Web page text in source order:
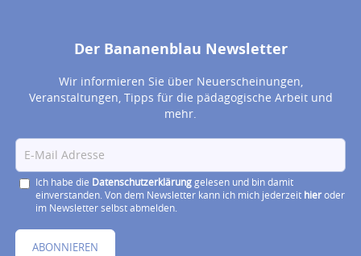
Der Bananenblau Newsletter
Wir informieren Sie über Neuerscheinungen,
Veranstaltungen, Tipps für die pädagogische Arbeit und
mehr.
Ich habe die Datenschutzerklärunggelesen und bin damit
einverstanden. Von dem Newsletter kann ich mich jederzeit hieroder
im Newsletter selbst abmelden.
ABONNIEREN